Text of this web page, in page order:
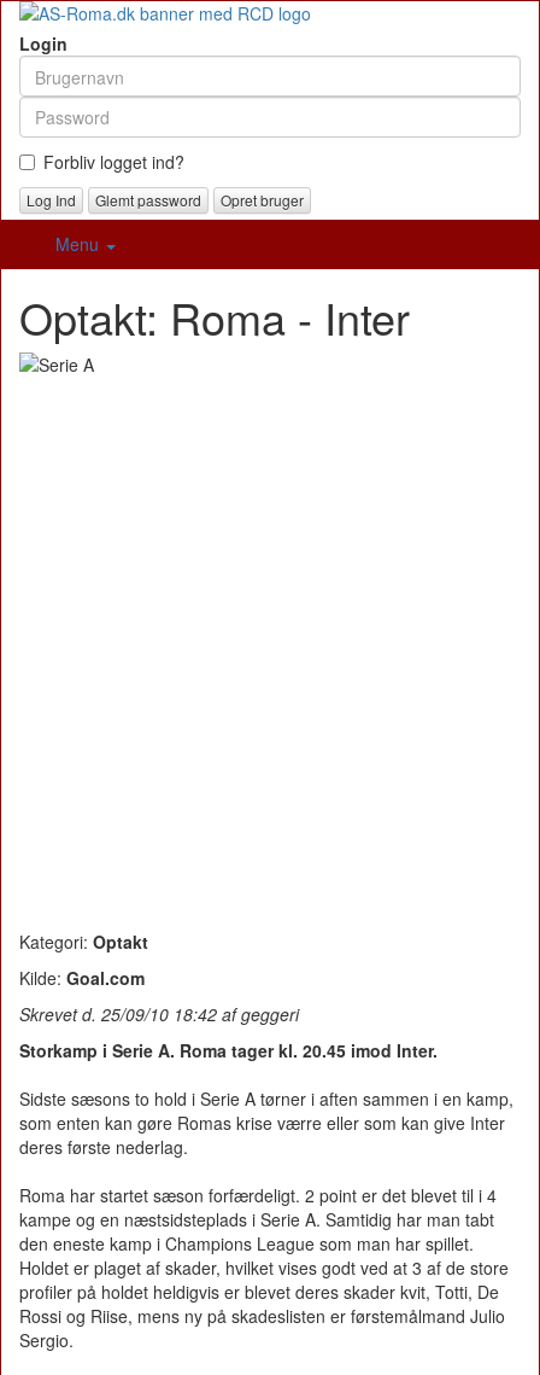
Login
Forbliv logget ind?
Glemt password Opret bruger
Menu
Optakt: Roma - Inter
Kategori: Optakt
Kilde: Goal.com
Skrevet d. 25/09/10 18:42 af geggeri
Storkamp i Serie A. Roma tager kl. 20.45 imod Inter.
Sidste sæsons to hold i Serie A tørner i aften sammen i en kamp,
som enten kan gøre Romas krise værre eller som kan give Inter
deres første nederlag.
Roma har startet sæson forfærdeligt. 2 point er det blevet til i 4
kampe og en næstsidsteplads i Serie A. Samtidig har man tabt
den eneste kamp i Champions League som man har spillet.
Holdet er plaget af skader, hvilket vises godt ved at 3 af de store
profiler på holdet heldigvis er blevet deres skader kvit, Totti, De
Rossi og Riise, mens ny på skadeslisten er førstemålmand Julio
Sergio.